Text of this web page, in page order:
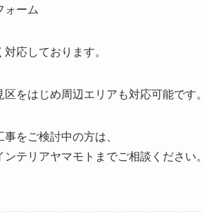
ォーム
応しております。
区をはじめ周辺エリアも対応可能です
をご検討中の方は、
ンテリアヤマモトまでご相談ください